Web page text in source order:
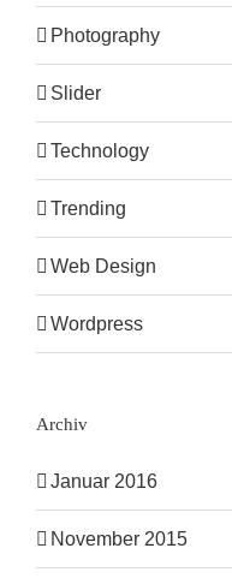
Photography
Slider
Technology
Trending
Web Design
Wordpress
Archiv
Januar 2016
November 2015